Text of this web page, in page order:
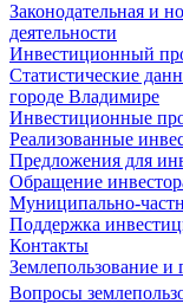
Законодательная и
деятельности
Инвестиционный
Статистические
городе Владимире
Инвестиционные
Реализованные
Предложения для
Обращение
Муниципально-
Поддержка
Контакты
Землепользование и
Вопросы